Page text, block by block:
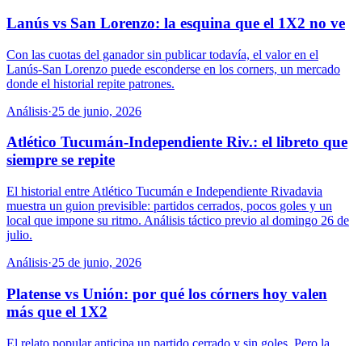
Lanús vs San Lorenzo: la esquina que el 1X2 no ve
Con las cuotas del ganador sin publicar todavía, el valor en el
Lanús-San Lorenzo puede esconderse en los corners, un mercado
donde el historial repite patrones.
Análisis·25 de junio, 2026
Atlético Tucumán-Independiente Riv.: el libreto que
siempre se repite
El historial entre Atlético Tucumán e Independiente Rivadavia
muestra un guion previsible: partidos cerrados, pocos goles y un
local que impone su ritmo. Análisis táctico previo al domingo 26 de
julio.
Análisis·25 de junio, 2026
Platense vs Unión: por qué los córners hoy valen
más que el 1X2
El relato popular anticipa un partido cerrado y sin goles. Pero la